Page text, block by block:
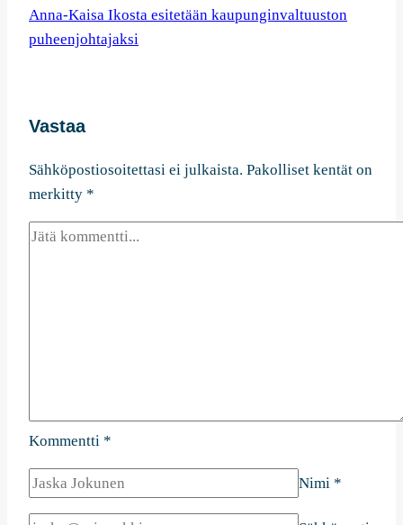
Anna-Kaisa Ikosta esitetään kaupunginvaltuuston
puheenjohtajaksi
Vastaa
Sähköpostiosoitettasi ei julkaista. Pakolliset kentät on
merkitty *
Kommentti *
Nimi *